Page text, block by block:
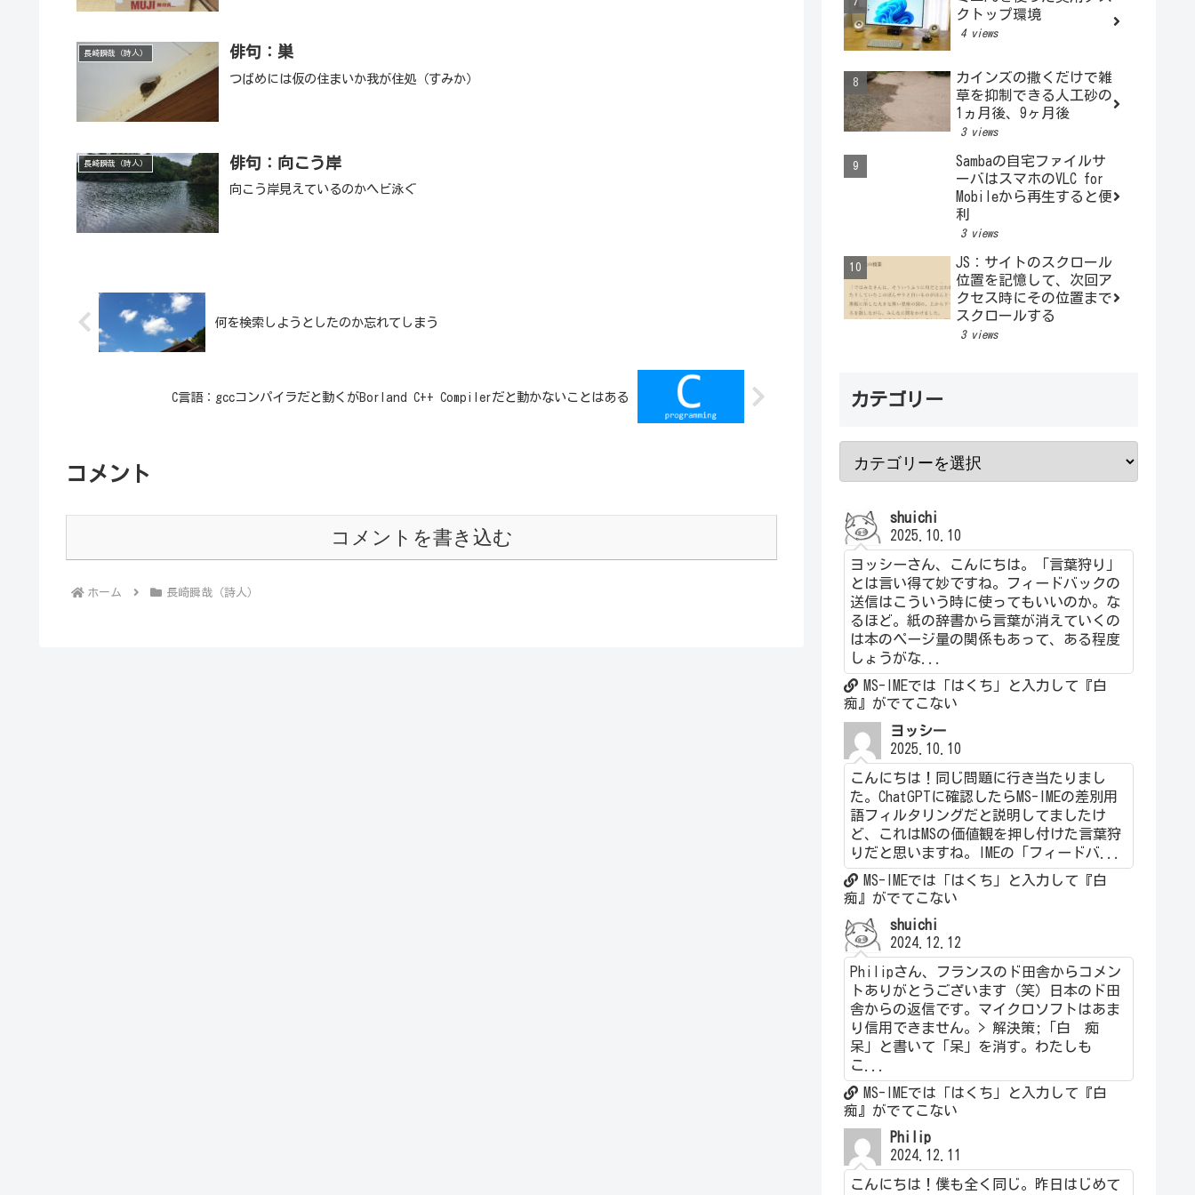
長崎瞬哉（詩人） 俳句：巣
つばめには仮の住まいか我が住処（すみか）
長崎瞬哉（詩人） 俳句：向こう岸
向こう岸見えているのかヘビ泳ぐ
何を検索しようとしたのか忘れてしまう
C言語：gccコンパイラだと動くがBorland C++ Compilerだと動かないことはある
コメント
コメントを書き込む
ホーム 長崎瞬哉（詩人）
クトップ環境
4 views
カインズの撒くだけで雑
草を抑制できる人工砂の
1ヵ月後、9ヶ月後
3 views
Sambaの自宅ファイルサ
ーバはスマホのVLC for
Mobileから再生すると便
利
3 views
JS：サイトのスクロール
位置を記憶して、次回ア
クセス時にその位置まで
スクロールする
3 views
カテゴリー
shuichi
2025.10.10
ヨッシーさん、こんにちは。「言葉狩り」
とは言い得て妙ですね。フィードバックの
送信はこういう時に使ってもいいのか。な
るほど。紙の辞書から言葉が消えていくの
は本のページ量の関係もあって、ある程度
しょうがな...
MS-IMEでは「はくち」と入力して『白
痴』がでてこない
ヨッシー
2025.10.10
こんにちは！同じ問題に行き当たりまし
た。ChatGPTに確認したらMS-IMEの差別用
語フィルタリングだと説明してましたけ
ど、これはMSの価値観を押し付けた言葉狩
りだと思いますね。IMEの「フィードバ...
MS-IMEでは「はくち」と入力して『白
痴』がでてこない
shuichi
2024.12.12
Philipさん、フランスのド田舎からコメン
トありがとうございます（笑）日本のド田
舎からの返信です。マイクロソフトはあま
り信用できません。> 解決策;「白 痴
呆」と書いて「呆」を消す。わたしも
こ...
MS-IMEでは「はくち」と入力して『白
痴』がでてこない
Philip
2024.12.11
こんにちは！僕も全く同じ。昨日はじめて